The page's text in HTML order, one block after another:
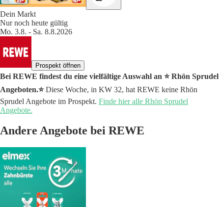
Dein Markt
Nur noch heute gültig
Mo. 3.8. - Sa. 8.8.2026
Prospekt öffnen
Bei REWE findest du eine vielfältige Auswahl an ⭐️ Rhön Sprudel
Angeboten.⭐️Diese Woche, in KW 32, hat REWE keine Rhön
Sprudel Angebote im Prospekt. Finde hier alle Rhön Sprudel
Angebote.
Andere Angebote bei REWE